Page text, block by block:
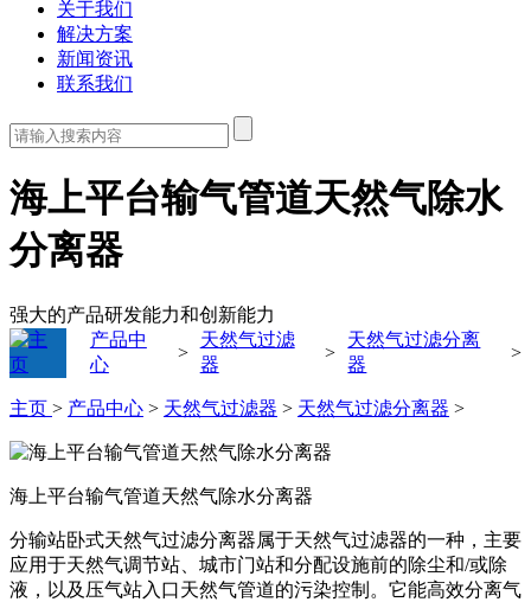
关于我们
解决方案
新闻资讯
联系我们
海上平台输气管道天然气除水
分离器
强大的产品研发能力和创新能力
产品中
心
>
天然气过滤
器
>
天然气过滤分离
器
>
主页 > 产品中心 > 天然气过滤器 > 天然气过滤分离器 >
海上平台输气管道天然气除水分离器
分输站卧式天然气过滤分离器属于天然气过滤器的一种，主要
应用于天然气调节站、城市门站和分配设施前的除尘和/或除
液，以及压气站入口天然气管道的污染控制。它能高效分离气